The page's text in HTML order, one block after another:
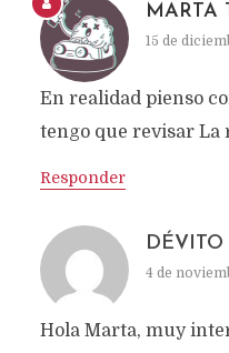
MARTA
15 de
En realidad pienso
tengo que revisar La
Responder
DÉVITO
4 de
Hola Marta, muy